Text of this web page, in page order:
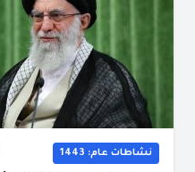
نشاطات عام: 1443